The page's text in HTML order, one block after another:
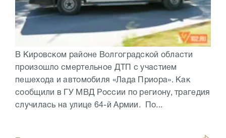
В Кировском районе Волгоградской области
произошло смертельное ДТП с участием
пешехода и автомобиля «Лада Приора». Как
сообщили в ГУ МВД России по региону, трагедия
случилась на улице 64-й Армии. По...